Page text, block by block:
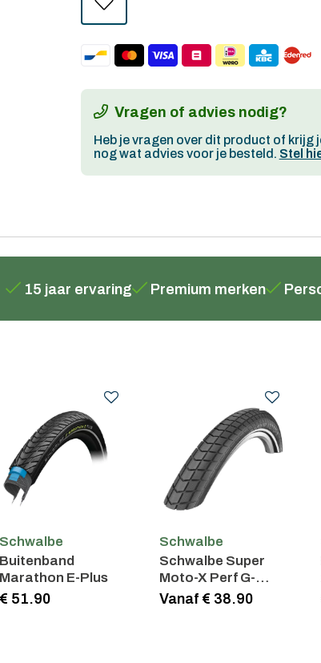
Vragen of advies nodig?
Heb je vragen over dit product of krijg
nog wat advies voor je besteld. Stel
15 jaar ervaring Premium merken
Schwalbe
Buitenband
Marathon E-Plus
€ 51.90
Schwalbe
Schwalbe Super
Moto-X Perf G-
Guard
Vanaf € 38.90